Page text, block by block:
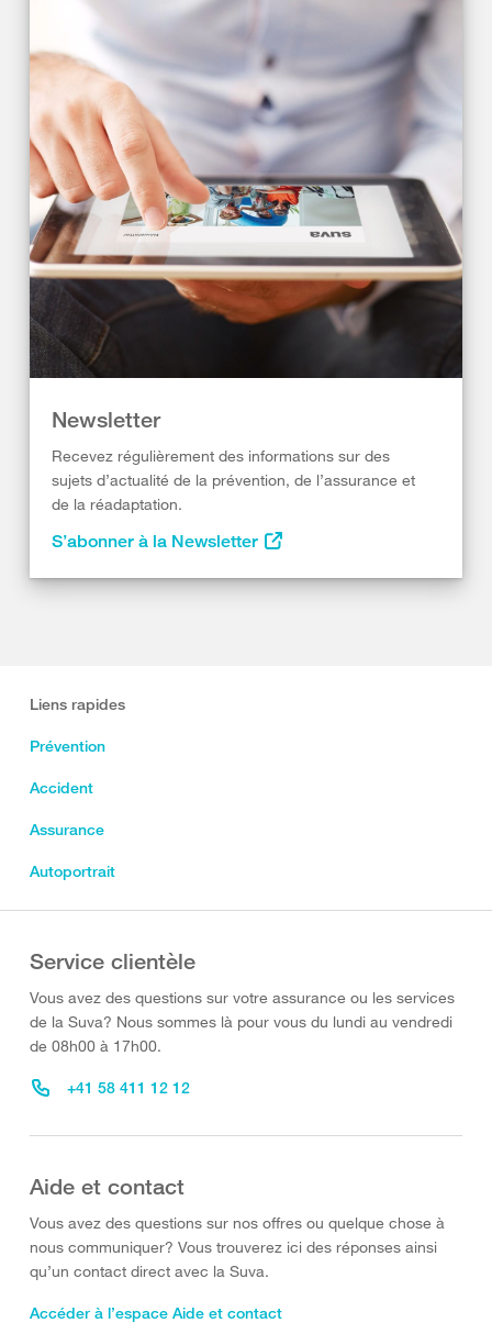
Newsletter
Recevez régulièrement des informations sur des
sujets d’actualité de la prévention, de l’assurance et
de la réadaptation.
S’abonner à la Newsletter
Liens rapides
Prévention
Accident
Assurance
Autoportrait
Service clientèle
Vous avez des questions sur votre assurance ou les services
de la Suva? Nous sommes là pour vous du lundi au vendredi
de 08h00 à 17h00.
+41 58 411 12 12
Aide et contact
Vous avez des questions sur nos offres ou quelque chose à
nous communiquer? Vous trouverez ici des réponses ainsi
qu’un contact direct avec la Suva.
Accéder à l’espace Aide et contact